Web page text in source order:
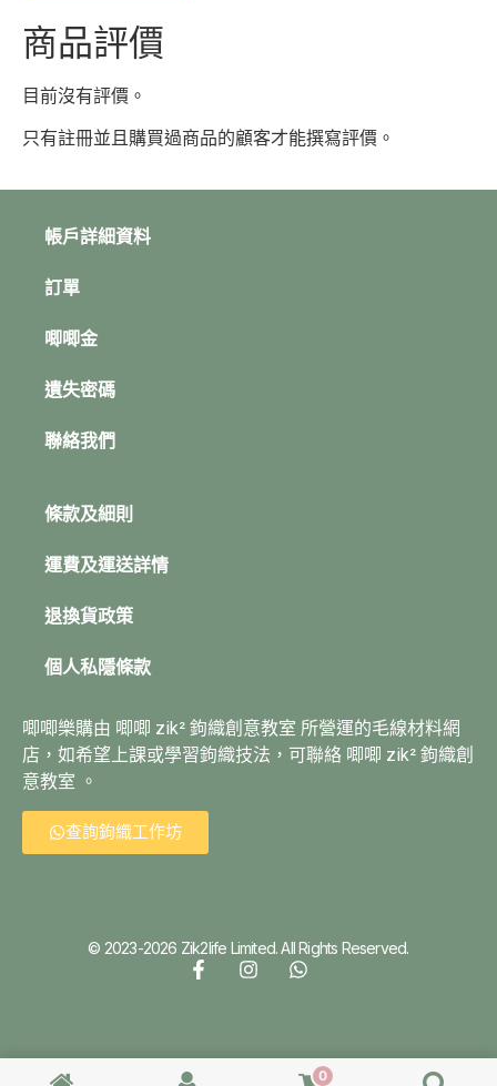
商品評價
目前沒有評價。
只有註冊並且購買過商品的顧客才能撰寫評價。
帳戶詳細資料
訂單
唧唧金
遺失密碼
聯絡我們
條款及細則
運費及運送詳情
退換貨政策
個人私隱條款
唧唧樂購由 唧唧 zik² 鉤織創意教室 所營運的毛線材料網
店，如希望上課或學習鉤織技法，可聯絡 唧唧 zik² 鉤織創
意教室 。
查詢鉤織工作坊
© 2023-2026 Zik2life Limited. All Rights Reserved.
0